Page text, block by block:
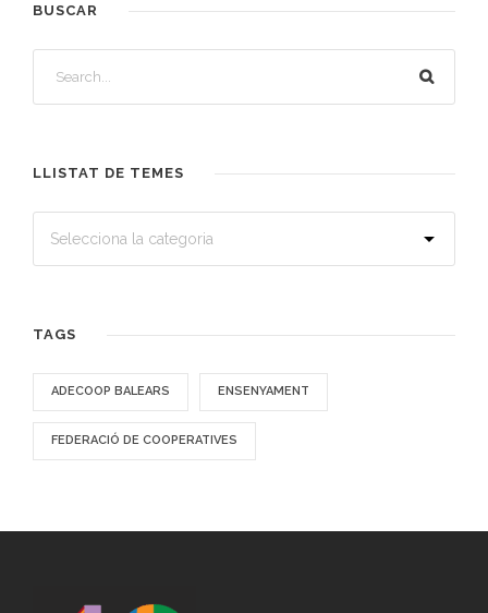
BUSCAR
LLISTAT DE TEMES
TAGS
ADECOOP BALEARS ENSENYAMENT
FEDERACIÓ DE COOPERATIVES